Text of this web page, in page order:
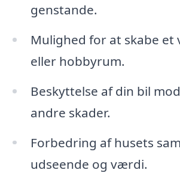
genstande.
Mulighed for at skabe
eller hobbyrum.
Beskyttelse af din bil
andre skader.
Forbedring af husets
udseende og værdi.